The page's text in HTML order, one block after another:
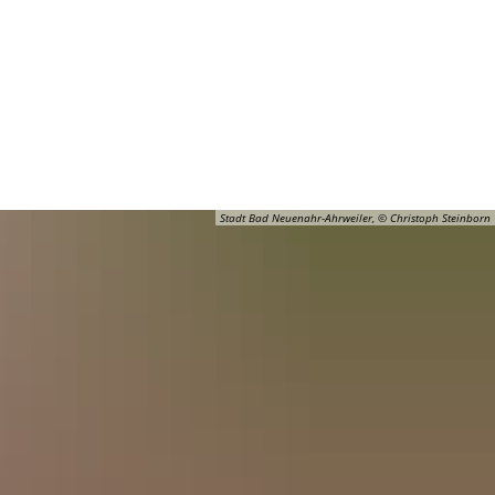
Stadt Bad Neuenahr-Ahrweiler, © Christoph Steinborn